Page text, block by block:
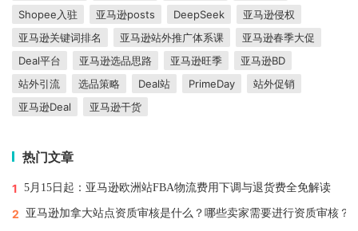
Shopee入驻
亚马逊posts DeepSeek
亚马逊侵权
亚马逊关键词排名
亚马逊站外推广体系课
亚马逊春季大促
Deal平台
亚马逊选品思路 亚马逊旺季
亚马逊BD
站外引流
选品策略 Deal站 PrimeDay
站外促销
亚马逊Deal
亚马逊干货
热门文章
1 5月15日起：亚马逊欧洲站FBA物流费用下调与退货费全免解读
2 亚马逊加拿大站点资质审核是什么？哪些卖家需要进行资质审核？